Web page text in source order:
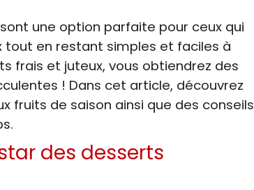
sont une option parfaite pour ceux qui
tout en restant simples et faciles à
frais et juteux, vous obtiendrez des
! Dans cet article, découvrez
fruits de saison ainsi que des conseils
des desserts